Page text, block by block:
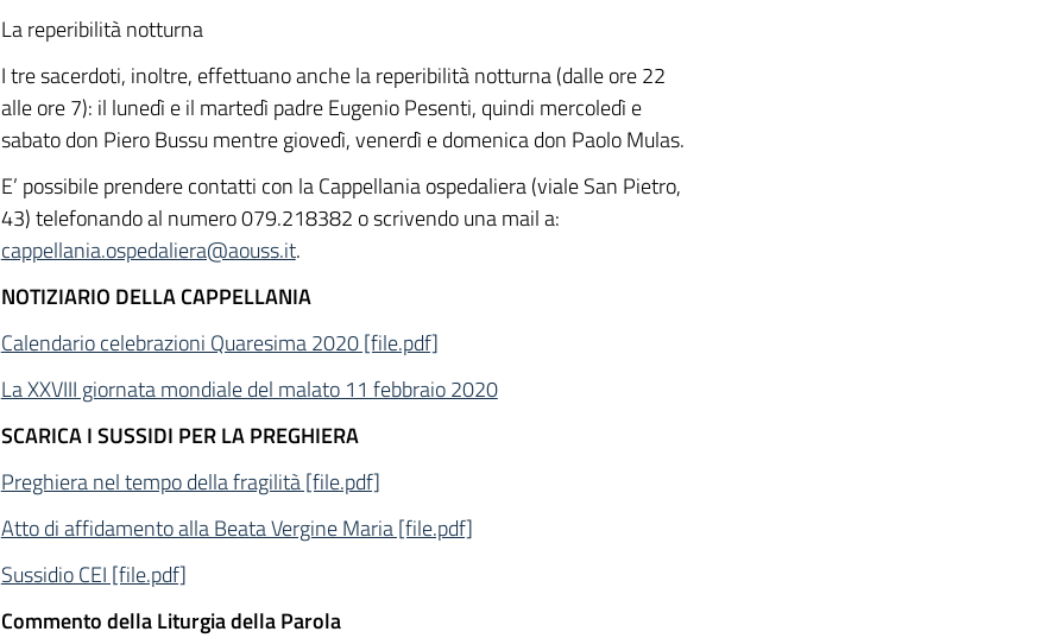
La reperibilità notturna
I tre sacerdoti, inoltre, effettuano anche la reperibilità notturna (dalle ore 22
alle ore 7): il lunedì e il martedì padre Eugenio Pesenti, quindi mercoledì e
sabato don Piero Bussu mentre giovedì, venerdì e domenica don Paolo Mulas.
E’ possibile prendere contatti con la Cappellania ospedaliera (viale San Pietro,
43) telefonando al numero 079.218382 o scrivendo una mail a:
cappellania.ospedaliera@aouss.it.
NOTIZIARIO DELLA CAPPELLANIA
Calendario celebrazioni Quaresima 2020 [file.pdf]
La XXVIII giornata mondiale del malato 11 febbraio 2020
SCARICA I SUSSIDI PER LA PREGHIERA
Preghiera nel tempo della fragilità [file.pdf]
Atto di affidamento alla Beata Vergine Maria [file.pdf]
Sussidio CEI [file.pdf]
Commento della Liturgia della Parola